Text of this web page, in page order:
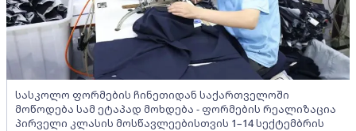
სასკოლო ფორმების ჩინეთიდან საქართველოში
მოწოდება სამ ეტაპად მოხდება - ფორმების რეალიზაცია
პირველი კლასის მოსწავლეებისთვის 1–14 სექტემბრის